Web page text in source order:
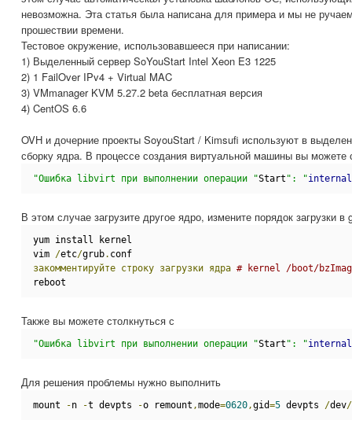
невозможна. Эта статья была написана для примера и мы не
прошествии времени.
Тестовое окружение, использовавшееся при написании:
1) Выделенный сервер SoYouStart Intel Xeon E3 1225
2) 1 FailOver IPv4 + Virtual MAC
3) VMmanager KVM 5.27.2 beta бесплатная версия
4) CentOS 6.6
OVH и дочерние проекты SoyouStart / Kimsufi используют в
сборку ядра. В процессе создания виртуальной машины вы можете
"Ошибка libvirt при выполнении операции "Start ": "internal
В этом случае загрузите другое ядро, измените порядок загрузки в
yum install kernel
vim /etc/grub. conf
закомментируйте строку загрузки ядра # kernel /boot/
reboot
Также вы можете столкнуться с
"Ошибка libvirt при выполнении операции "Start ": "internal
Для решения проблемы нужно выполнить
mount -n -t devpts -o remount ,mode=0620,gid=5 devpts /dev/